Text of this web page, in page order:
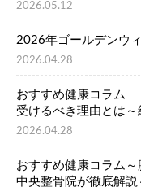
2026.05.12
2026年ゴールデンウ
2026.04.28
おすすめ健康コラム
受けるべき理由とは
2026.04.28
おすすめ健康コラム
中央整骨院が徹底解説